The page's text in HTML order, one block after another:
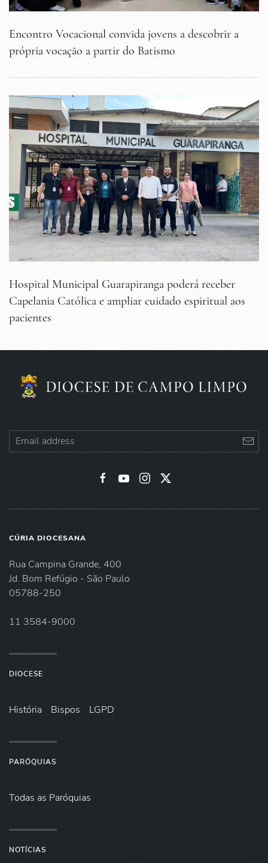
Encontro Vocacional convida jovens a descobrir a
própria vocação a partir do Batismo
Hospital Municipal Guarapiranga poderá receber
Capelania Católica e ampliar cuidado espiritual aos
pacientes
CÚRIA DIOCESANA
Rua Campina Grande, 400
Jd. Bom Refúgio - São Paulo
05788-250
11 3584-9000
DIOCESE
História Bispos LGPD
PARÓQUIAS
Todas as Paróquias
NOTÍCIAS